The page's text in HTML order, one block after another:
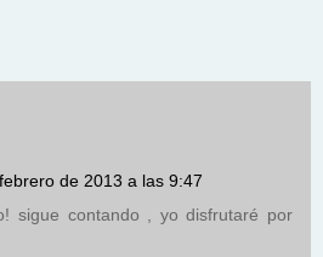
de 2013 a las 9:47
sigue contando , yo disfrutaré por